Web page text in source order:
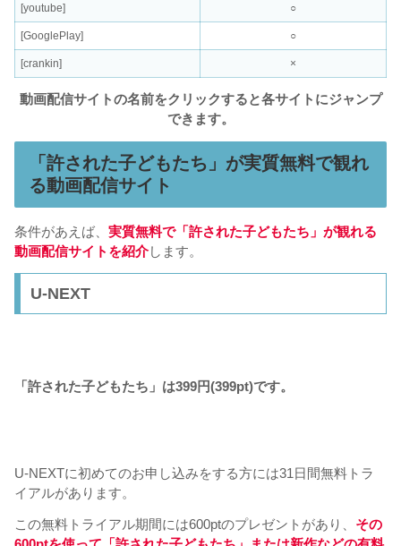
[youtube] ○
[GooglePlay] ○
[crankin] ×
動画配信サイトの名前をクリックすると各サイトにジャンプ
できます。
「許された子どもたち」が実質無料で観れ
る動画配信サイト
条件があえば、 実質無料で「許された子どもたち」が観れる
動画配信サイトを紹介します。
U-NEXT
「許された子どもたち」 は399円(399pt)です。
U-NEXTに初めてのお申し込みをする方には31日間無料トラ
イアルがあります。
この無料トライアル期間には600ptのプレゼントがあり、 その